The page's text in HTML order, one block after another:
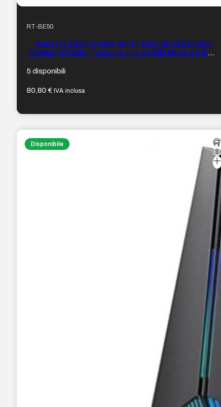
RT-BE50
Asus RT-BE50 Router WiFi 7 Dual Band BE3600
AiMesh OFDMA – Velocità fino a 2882 Mbps a 5 GHz
5 disponibili
80,80€ IVA inclusa
Disponibile